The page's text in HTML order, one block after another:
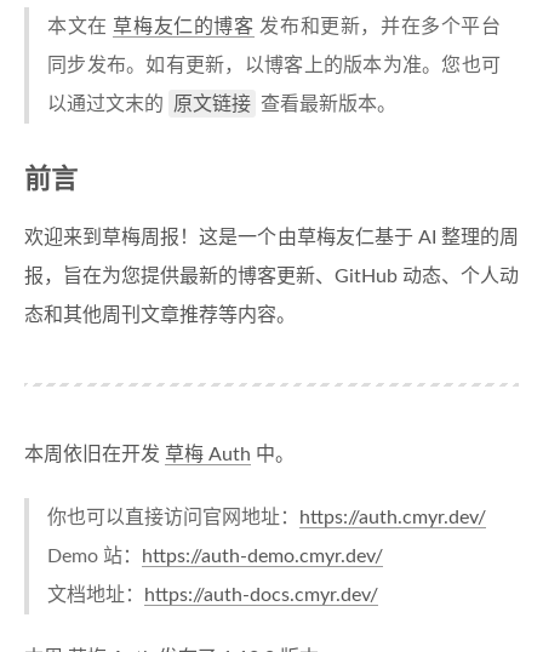
本文在 草梅友仁的博客 发布和更新，并在多个平台
同步发布。如有更新，以博客上的版本为准。您也可
以通过文末的
原文链接 查看最新版本。
前言
欢迎来到草梅周报！这是一个由草梅友仁基于 AI 整理的周
报，旨在为您提供最新的博客更新、GitHub 动态、个人动
态和其他周刊文章推荐等内容。
本周依旧在开发 草梅 Auth 中。
你也可以直接访问官网地址：
https://auth.cmyr.dev/
Demo 站：
https://auth-demo.cmyr.dev/
文档地址：
https://auth-docs.cmyr.dev/